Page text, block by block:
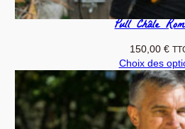
Pull Châle
150,00 €
Choix des